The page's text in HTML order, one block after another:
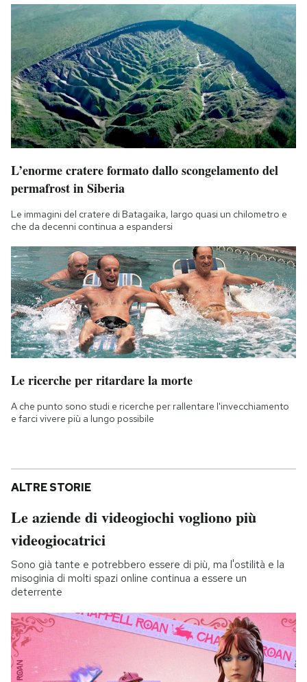
L’enorme cratere formato dallo scongelamento del
permafrost in Siberia
Le immagini del cratere di Batagaika, largo quasi un chilometro e
che da decenni continua a espandersi
Le ricerche per ritardare la morte
A che punto sono studi e ricerche per rallentare l'invecchiamento
e farci vivere più a lungo possibile
ALTRE STORIE
Le aziende di videogiochi vogliono più
videogiocatrici
Sono già tante e potrebbero essere di più, ma l'ostilità e la
misoginia di molti spazi online continua a essere un
deterrente